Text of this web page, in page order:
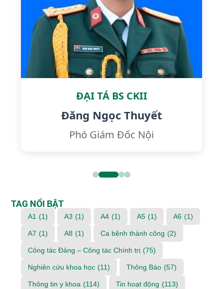
ĐẠI TÁ BS CKII
Đăng Ngọc Thuyết
Phó Giám Đốc Nội
TAG NỔI BẬT
A1 (1) A3 (1) A4 (1) A5 (1) A6 (1)
A7 (1) A8 (1) Ca bệnh thành công (2)
Công tác Đảng – Công tác Chính trị (75)
Nghiên cứu khoa học (11) Thông Báo (57)
Thông tin y khoa (114) Tin hoạt động (113)